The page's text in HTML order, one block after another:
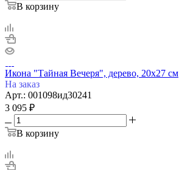
В корзину
Икона "Тайная Вечеря", дерево, 20х27 см
На заказ
Арт.: 001098ид30241
3 095 ₽
В корзину